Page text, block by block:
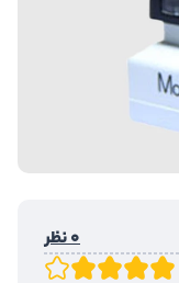
0 نظر